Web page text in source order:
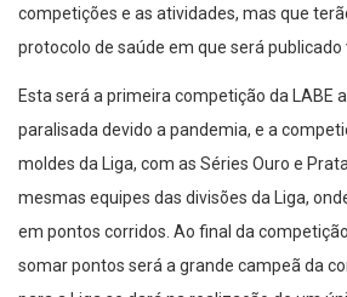
competições e as atividades, mas que
protocolo de saúde em que será publicado
Esta será a primeira competição da LABE
paralisada devido a pandemia, e a
moldes da Liga, com as Séries Ouro e
mesmas equipes das divisões da Liga,
em pontos corridos. Ao final da
somar pontos será a grande campeã da